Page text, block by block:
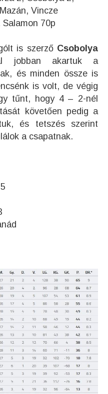
Vincze
Salamon 70p
is szerző Csobolya
jobban akartuk a
és minden össze is
is volt, de végig
tűnt, hogy 4 – 2-nél
követően pedig a
és tetszés szerint
a csapatnak.